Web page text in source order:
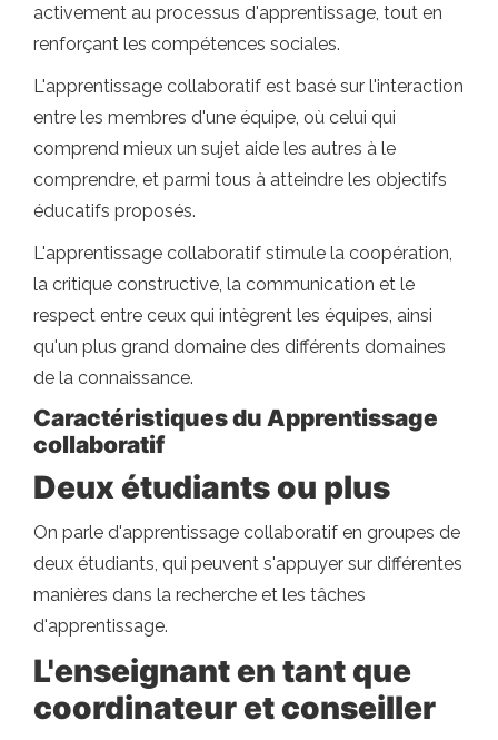
activement au processus d'apprentissage, tout en
renforçant les compétences sociales.
L'apprentissage collaboratif est basé sur l'interaction
entre les membres d'une équipe, où celui qui
comprend mieux un sujet aide les autres à le
comprendre, et parmi tous à atteindre les objectifs
éducatifs proposés.
L'apprentissage collaboratif stimule la coopération,
la critique constructive, la communication et le
respect entre ceux qui intègrent les équipes, ainsi
qu'un plus grand domaine des différents domaines
de la connaissance.
Caractéristiques du Apprentissage
collaboratif
Deux étudiants ou plus
On parle d'apprentissage collaboratif en groupes de
deux étudiants, qui peuvent s'appuyer sur différentes
manières dans la recherche et les tâches
d'apprentissage.
L'enseignant en tant que
coordinateur et conseiller